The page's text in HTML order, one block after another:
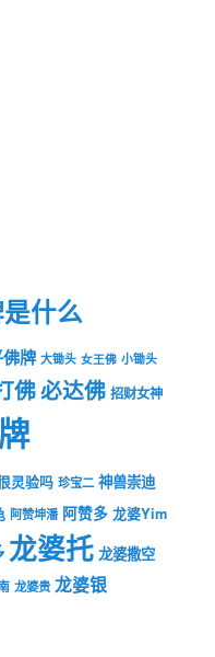
什么
牌 大锄头 女王佛 小锄头
佛必达佛 招财女神
灵验吗 珍宝二 神兽崇迪
阿赞坤潘 阿赞多 龙婆Yim
龙婆托 龙婆撒空
龙婆贵 龙婆银